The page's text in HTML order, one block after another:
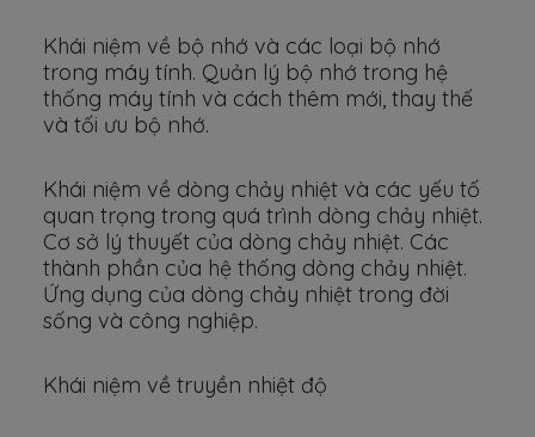
Khái niệm về bộ nhớ và các loại bộ nhớ
trong máy tính. Quản lý bộ nhớ trong hệ
thống máy tính và cách thêm mới, thay thế
và tối ưu bộ nhớ.
Khái niệm về dòng chảy nhiệt và các yếu tố
quan trọng trong quá trình dòng chảy nhiệt.
Cơ sở lý thuyết của dòng chảy nhiệt. Các
thành phần của hệ thống dòng chảy nhiệt.
Ứng dụng của dòng chảy nhiệt trong đời
sống và công nghiệp.
Khái niệm về truyền nhiệt độ